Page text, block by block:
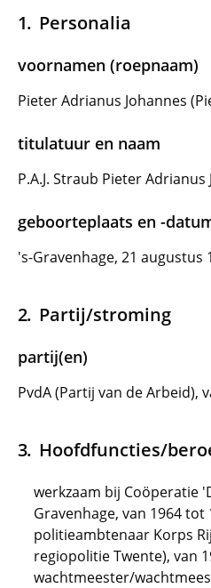
Personalia
voornamen (roepnaam)
Pieter Adrianus Johannes
titulatuur en naam
P.A.J. Straub Pieter Adrianus
geboorteplaats en -
's-Gravenhage, 21 augustus
Partij/stroming
partij(en)
PvdA (Partij van de Arbeid),
Hoofdfuncties/
werkzaam bij Coöperatie
Gravenhage, van 1964 tot
politieambtenaar Korps
regiopolitie Twente), van
wachtmeester/